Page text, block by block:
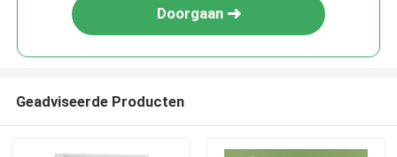
Doorgaan
Geadviseerde Producten